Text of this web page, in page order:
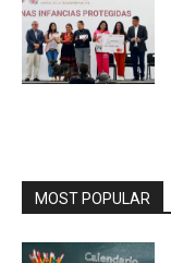
MOST POPULAR